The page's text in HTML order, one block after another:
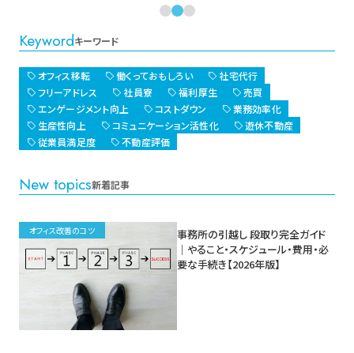
Keywordキーワード
オフィス移転 働くっておもしろい
社宅代行
フリーアドレス
社員寮 福利厚生
売買
エンゲージメント向上
コストダウン
業務効率化
生産性向上
コミュニケーション活性化
遊休不動産
従業員満足度
不動産評価
New topics新着記事
オフィス改善のコツ
事務所の引越し 段取り完全ガイド
｜やること・スケジュール・費用・必
要な手続き【2026年版】